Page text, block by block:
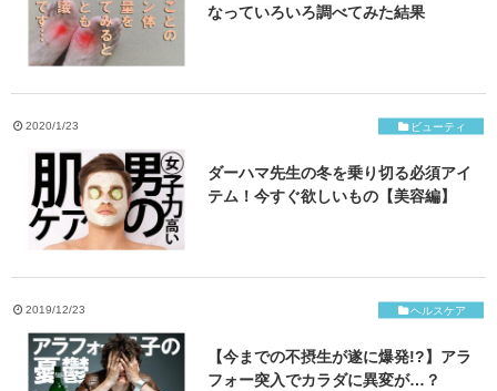
なっていろいろ調べてみた結果
2020/1/23 ビューティ
ダーハマ先生の冬を乗り切る必須アイ
テム！今すぐ欲しいもの【美容編】
2019/12/23 ヘルスケア
【今までの不摂生が遂に爆発!?】アラ
フォー突入でカラダに異変が…？